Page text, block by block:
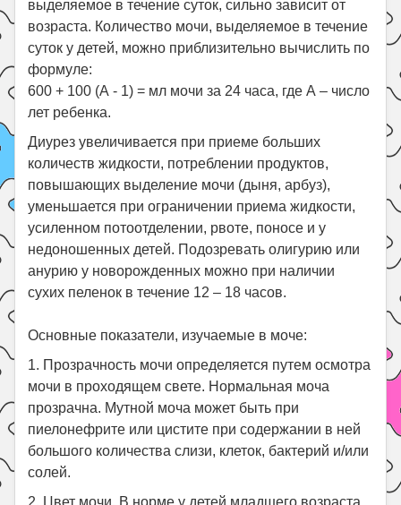
выделяемое в течение суток, сильно зависит от
возраста. Количество мочи, выделяемое в течение
суток у детей, можно приблизительно вычислить по
формуле:
600 + 100 (А - 1) = мл мочи за 24 часа, где А – число
лет ребенка.
Диурез увеличивается при приеме больших
количеств жидкости, потреблении продуктов,
повышающих выделение мочи (дыня, арбуз),
уменьшается при ограничении приема жидкости,
усиленном потоотделении, рвоте, поносе и у
недоношенных детей. Подозревать олигурию или
анурию у новорожденных можно при наличии
сухих пеленок в течение 12 – 18 часов.
Основные показатели, изучаемые в моче:
1. Прозрачность мочи определяется путем осмотра
мочи в проходящем свете. Нормальная моча
прозрачна. Мутной моча может быть при
пиелонефрите или цистите при содержании в ней
большого количества слизи, клеток, бактерий и/или
солей.
2. Цвет мочи. В норме у детей младшего возраста